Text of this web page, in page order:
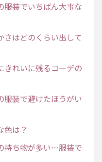
服装でいちばん大事な
さはどのくらい出して
きれいに残るコーデの
服装で避けたほうがい
色は？
持ち物が多い…服装で